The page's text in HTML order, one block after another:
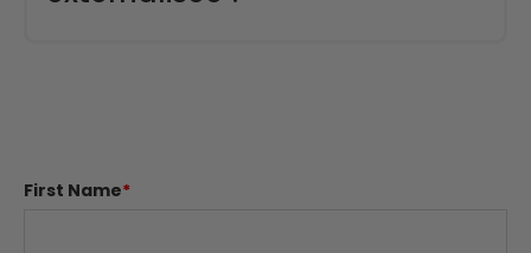
quotidien.
First Name*